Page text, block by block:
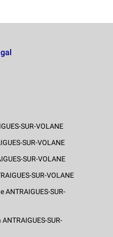
SUR-VOLANE
SUR-VOLANE
SUR-VOLANE
SUR-VOLANE
ANTRAIGUES-SUR-
SUR-